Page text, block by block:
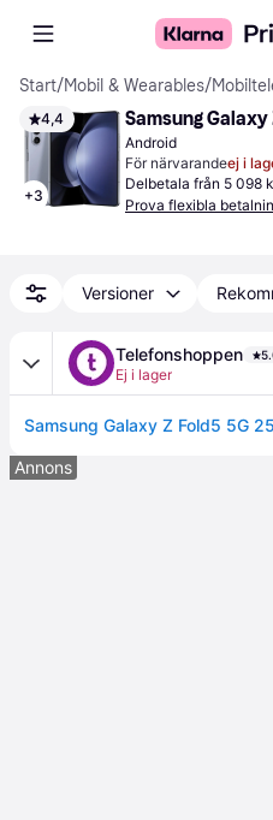
Start/Mobil & Wearables/
4,4
+3
Samsung Galaxy
Android
För närvarandeej i
Delbetala från 5 098
Prova flexibla
Versioner
Telefonshoppen
Ej i lager
Samsung Galaxy Z Fold5 5G
Annons